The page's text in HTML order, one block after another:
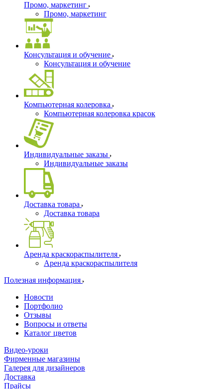
Промо, маркетинг
Промо, маркетинг
Консультация и обучение
Консультация и обучение
Компьютерная колеровка
Компьютерная колеровка красок
Индивидуальные заказы
Индивидуальные заказы
Доставка товара
Доставка товара
Аренда краскораспылителя
Аренда краскораспылителя
Полезная информация
Новости
Портфолио
Отзывы
Вопросы и ответы
Каталог цветов
Видео-уроки
Фирменные магазины
Галерея для дизайнеров
Доставка
Прайсы